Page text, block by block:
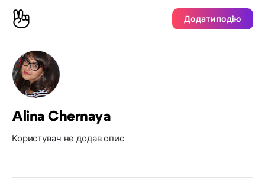
Додати подію
Alina Chernaya
Користувач не додав опис